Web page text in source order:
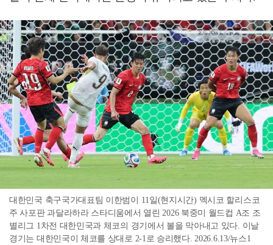
대한민국 축구국가대표팀 이한범이 11일(현지시간) 멕시코 할리스코
주 사포판 과달라하라 스타디움에서 열린 2026 북중미 월드컵 A조 조
별리그 1차전 대한민국과 체코의 경기에서 볼을 막아내고 있다. 이날
경기는 대한민국이 체코를 상대로 2-1로 승리했다. 2026.6.13/뉴스1